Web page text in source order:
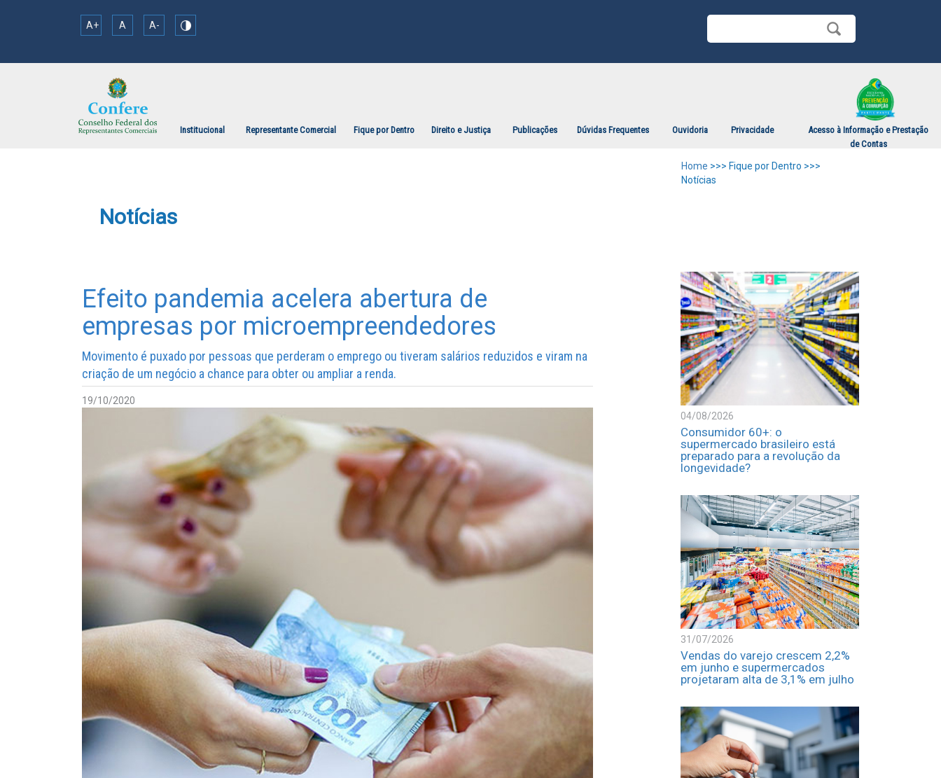
A+ A A-
Institucional Representante Comercial Fique por Dentro Direito e Justiça Publicações Dúvidas Frequentes Ouvidoria Privacidade
Acesso à Informação e Prestação
de Contas
Home >>> Fique por Dentro >>>
Notícias
Notícias
Efeito pandemia acelera abertura de
empresas por microempreendedores
Movimento é puxado por pessoas que perderam o emprego ou tiveram salários reduzidos e viram na
criação de um negócio a chance para obter ou ampliar a renda.
19/10/2020
04/08/2026
Consumidor 60+: o
supermercado brasileiro está
preparado para a revolução da
longevidade?
31/07/2026
Vendas do varejo crescem 2,2%
em junho e supermercados
projetaram alta de 3,1% em julho